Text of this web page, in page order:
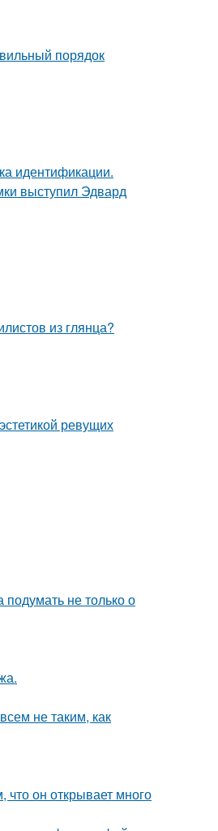
порядок
идентификации.
выступил Эдвард
из глянца?
ревущих
не только о
не таким, как
что он открывает много